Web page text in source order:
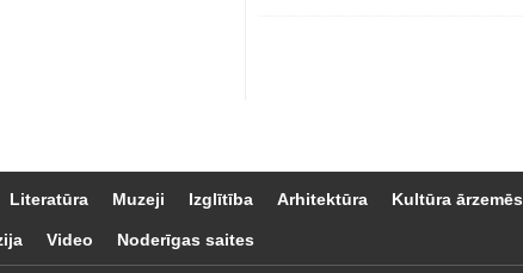
Literatūra Muzeji Izglītība Arhitektūra Kultūra ārzemēs
Video Noderīgas saites